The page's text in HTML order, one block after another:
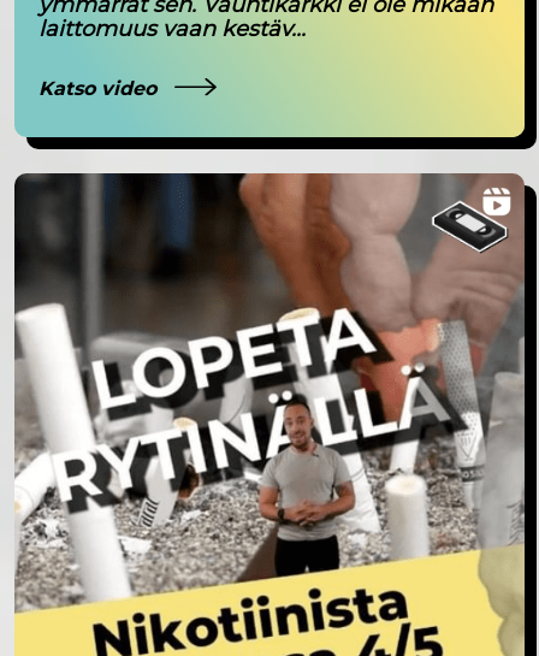
laittomuus vaan kestäv...
Katso video